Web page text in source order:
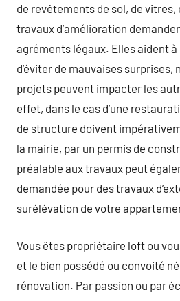
de revêtements de sol, de
travaux d’amélioration
agréments légaux. Elles aident
d’éviter de mauvaises
projets peuvent impacter les
effet, dans le cas d’une
de structure doivent
la mairie, par un permis de
préalable aux travaux peut
demandée pour des travaux
surélévation de votre
Vous êtes propriétaire loft ou
et le bien possédé ou convoité
rénovation. Par passion ou par